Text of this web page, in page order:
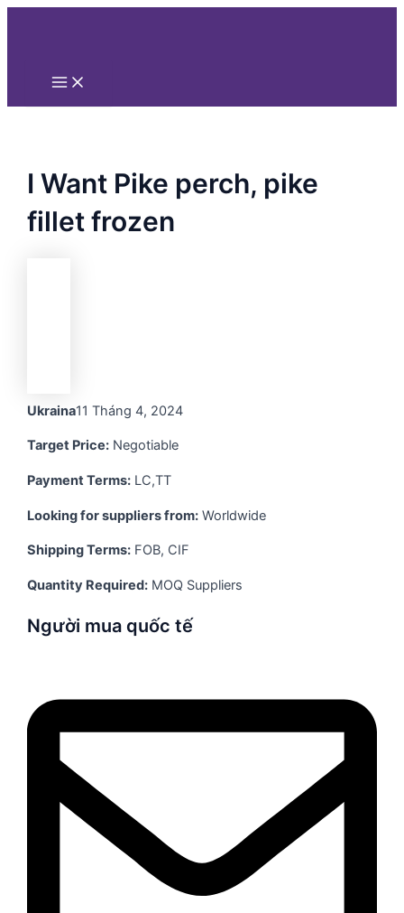
Nhảy
Main
I Want Pike perch, pike
fillet frozen
Ukraina11 Tháng 4, 2024
Target Price: Negotiable
Payment Terms: LC,TT
Looking for suppliers from: Worldwide
Shipping Terms: FOB, CIF
Quantity Required: MOQ Suppliers
Người mua quốc tế